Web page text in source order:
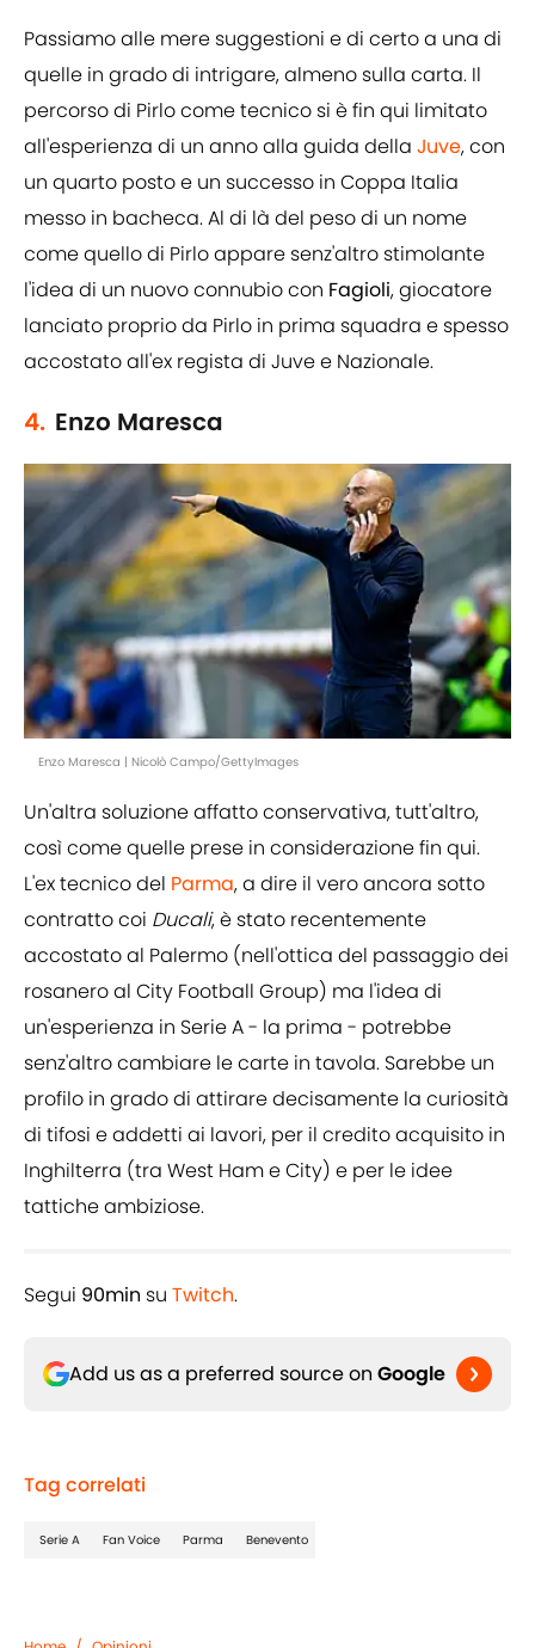
Passiamo alle mere suggestioni e di certo a una di
quelle in grado di intrigare, almeno sulla carta. Il
percorso di Pirlo come tecnico si è fin qui limitato
all'esperienza di un anno alla guida della Juve, con
un quarto posto e un successo in Coppa Italia
messo in bacheca. Al di là del peso di un nome
come quello di Pirlo appare senz'altro stimolante
l'idea di un nuovo connubio con Fagioli, giocatore
lanciato proprio da Pirlo in prima squadra e spesso
accostato all'ex regista di Juve e Nazionale.
4. Enzo Maresca
Enzo Maresca | Nicolò Campo/GettyImages
Un'altra soluzione affatto conservativa, tutt'altro,
così come quelle prese in considerazione fin qui.
L'ex tecnico del Parma, a dire il vero ancora sotto
contratto coi Ducali, è stato recentemente
accostato al Palermo (nell'ottica del passaggio dei
rosanero al City Football Group) ma l'idea di
un'esperienza in Serie A - la prima - potrebbe
senz'altro cambiare le carte in tavola. Sarebbe un
profilo in grado di attirare decisamente la curiosità
di tifosi e addetti ai lavori, per il credito acquisito in
Inghilterra (tra West Ham e City) e per le idee
tattiche ambiziose.
Segui 90min su Twitch.
Add us as a preferred source on Google
Tag correlati
Serie A Fan Voice Parma Benevento